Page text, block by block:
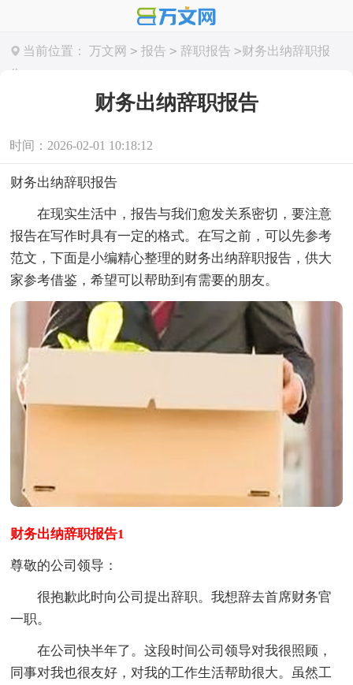
当前位置： 万文网 > 报告 > 辞职报告 >财务出纳辞职报
告
财务出纳辞职报告
时间：2026-02-01 10:18:12
财务出纳辞职报告
在现实生活中，报告与我们愈发关系密切，要注意
报告在写作时具有一定的格式。在写之前，可以先参考
范文，下面是小编精心整理的财务出纳辞职报告，供大
家参考借鉴，希望可以帮助到有需要的朋友。
财务出纳辞职报告1
尊敬的公司领导：
很抱歉此时向公司提出辞职。我想辞去首席财务官
一职。
在公司快半年了。这段时间公司领导对我很照顾，
同事对我也很友好，对我的工作生活帮助很大。虽然工